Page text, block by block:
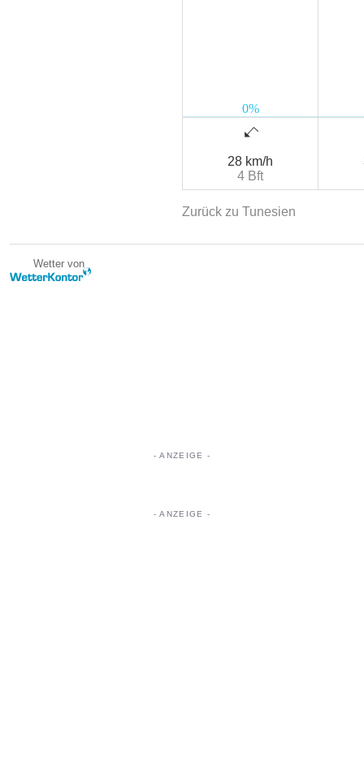
28 km/h
4 Bft
Zurück zu Tunesien
Wetter von